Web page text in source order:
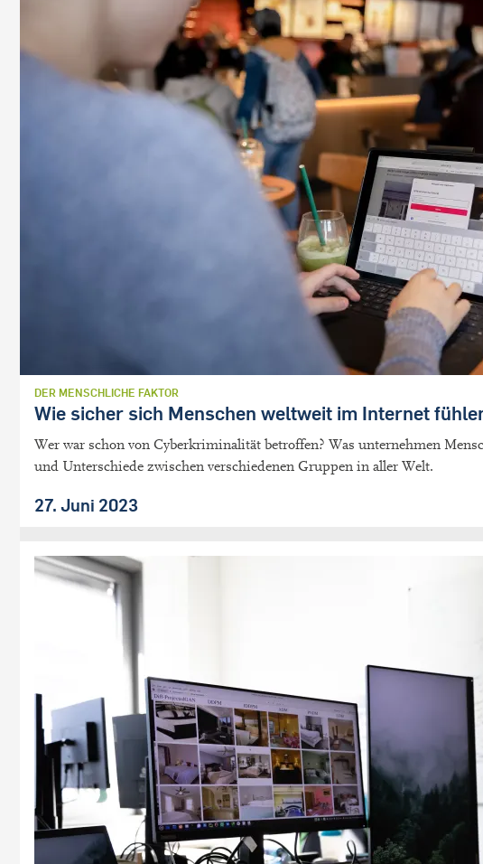
DER MENSCHLICHE FAKTOR
Wie sicher sich Menschen weltweit im Internet
Wer war schon von Cyberkriminalität betroffen? Was unternehmen
und Unterschiede zwischen verschiedenen Gruppen in aller Welt.
27. Juni 2023